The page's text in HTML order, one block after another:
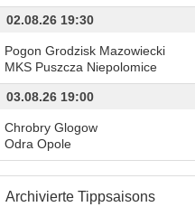
02.08.26 19:30
Pogon Grodzisk Mazowiecki
MKS Puszcza Niepolomice
03.08.26 19:00
Chrobry Glogow
Odra Opole
Archivierte Tippsaisons